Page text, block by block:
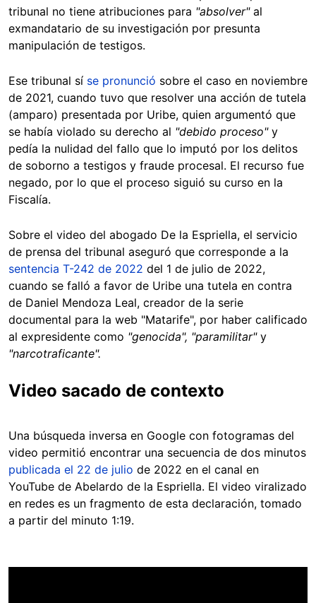
tribunal no tiene atribuciones para "absolver"al
exmandatario de su investigación por presunta
manipulación de testigos.
Ese tribunal sí se pronunció sobre el caso en noviembre
de 2021, cuando tuvo que resolver una acción de tutela
(amparo) presentada por Uribe, quien argumentó que
se había violado su derecho al "debido proceso"y
pedía la nulidad del fallo que lo imputó por los delitos
de soborno a testigos y fraude procesal. El recurso fue
negado, por lo que el proceso siguió su curso en la
Fiscalía.
Sobre el video del abogado De la Espriella, el servicio
de prensa del tribunal aseguró que corresponde a la
sentencia T-242 de 2022 del 1 de julio de 2022,
cuando se falló a favor de Uribe una tutela en contra
de Daniel Mendoza Leal, creador de la serie
documental para la web "Matarife", por haber calificado
al expresidente como "genocida", "paramilitar"y
"narcotraficante".
Video sacado de contexto
Una búsqueda inversa en Google con fotogramas del
video permitió encontrar una secuencia de dos minutos
publicada el 22 de julio de 2022 en el canal en
YouTube de Abelardo de la Espriella. El video viralizado
en redes es un fragmento de esta declaración, tomado
a partir del minuto 1:19.